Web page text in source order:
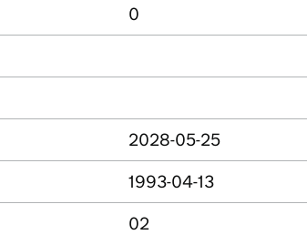
0
2028-05-25
1993-04-13
02